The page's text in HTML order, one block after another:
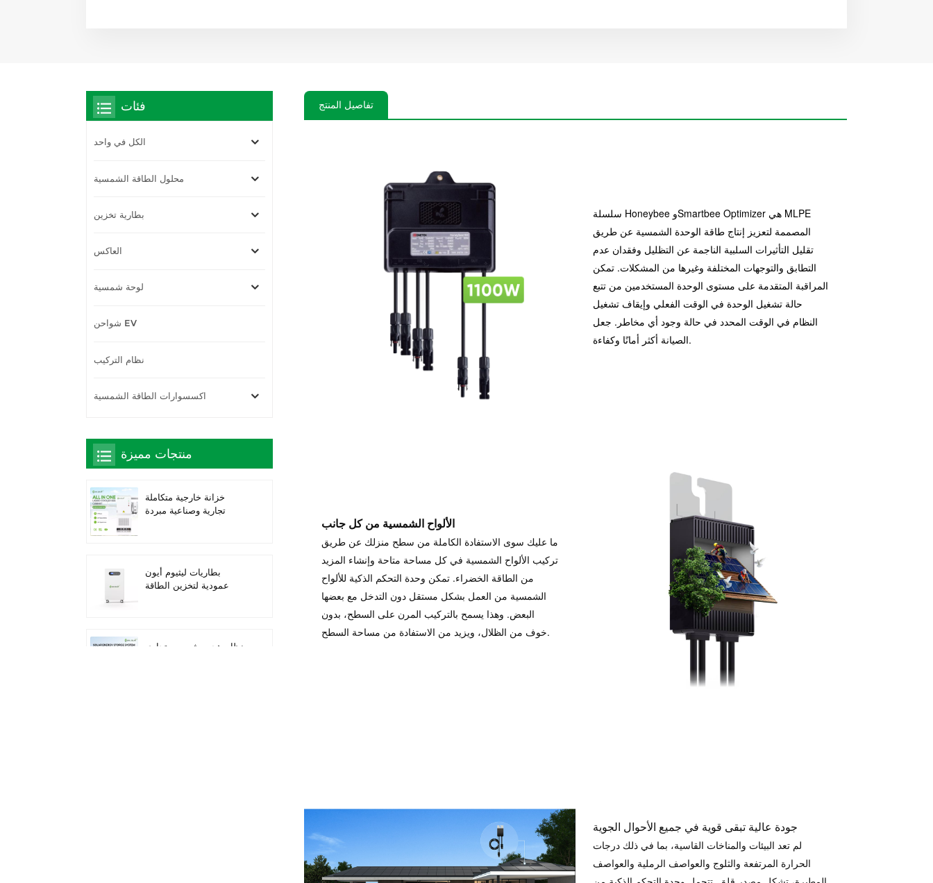
تفاصيل المنتج
سلسلة Honeybee وSmartbee Optimizer هي MLPE
المصممة لتعزيز إنتاج طاقة الوحدة الشمسية عن طريق
تقليل التأثيرات السلبية الناجمة عن التظليل وفقدان عدم
التطابق والتوجهات المختلفة وغيرها من المشكلات. تمكن
المراقبة المتقدمة على مستوى الوحدة المستخدمين من تتبع
حالة تشغيل الوحدة في الوقت الفعلي وإيقاف تشغيل
النظام في الوقت المحدد في حالة وجود أي مخاطر. جعل
الصيانة أكثر أمانًا وكفاءة.
الألواح الشمسية من كل جانب
ما عليك سوى الاستفادة الكاملة من سطح منزلك عن طريق
تركيب الألواح الشمسية في كل مساحة متاحة وإنشاء المزيد
من الطاقة الخضراء. تمكن وحدة التحكم الذكية للألواح
الشمسية من العمل بشكل مستقل دون التدخل مع بعضها
البعض. وهذا يسمح بالتركيب المرن على السطح، بدون
خوف من الظلال، ويزيد من الاستفادة من مساحة السطح.
جودة عالية تبقى قوية في جميع الأحوال الجوية
لم تعد البيئات والمناخات القاسية، بما في ذلك درجات
الحرارة المرتفعة والثلوج والعواصف الرملية والعواصف
فئات
الكل في واحد
محلول الطاقة الشمسية
بطارية تخزين
العاكس
لوحة شمسية
شواحن EV
نظام التركيب
اكسسوارات الطاقة الشمسية
منتجات مميزة
خزانة خارجية متكاملة
تجارية وصناعية مبردة
بطاريات ليثيوم أيون
عمودية لتخزين الطاقة
نظام هجين شمسي تجاري